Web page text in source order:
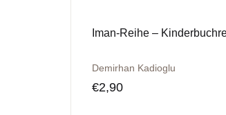
Iman-Reihe –
Demirhan Kadioglu
€2,90